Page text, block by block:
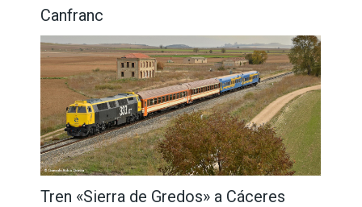
Canfranc
Tren «Sierra de Gredos» a Cáceres